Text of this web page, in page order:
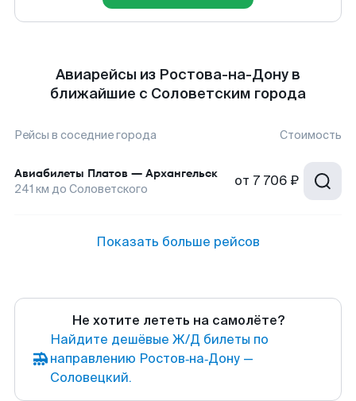
Авиарейсы из Ростова-на-Дону в
ближайшие с Соловетским города
Рейсы в соседние города Стоимость
Авиабилеты Платов — Архангельск
241 км до Соловетского от 7 706 ₽
Показать больше рейсов
Не хотите лететь на самолёте?
Найдите дешёвые Ж/Д билеты по
направлению Ростов‑на‑Дону —
Соловецкий.